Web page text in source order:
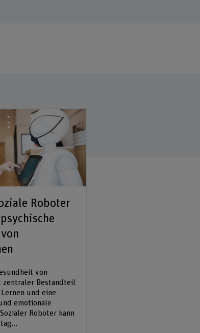
Roboter
von
zentraler Bestandteil
und eine
emotionale
Roboter kann